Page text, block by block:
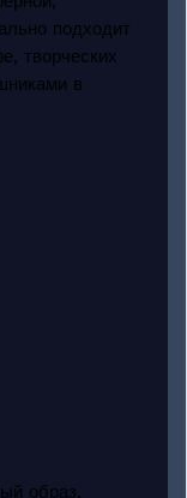
подходит
творческих
в
образ,